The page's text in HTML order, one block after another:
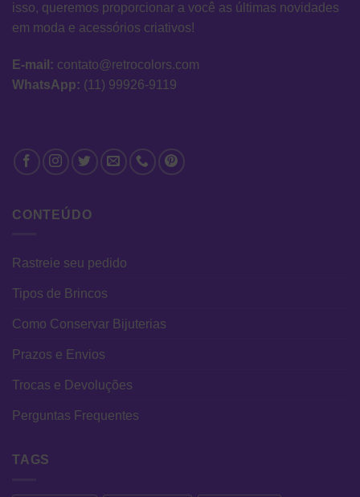
isso, queremos proporcionar a você as últimas novidades
em moda e acessórios criativos!
E-mail: contato@retrocolors.com
WhatsApp: (11) 99926-9119
CONTEÚDO
Rastreie seu pedido
Tipos de Brincos
Como Conservar Bijuterias
Prazos e Envios
Trocas e Devoluções
Perguntas Frequentes
TAGS